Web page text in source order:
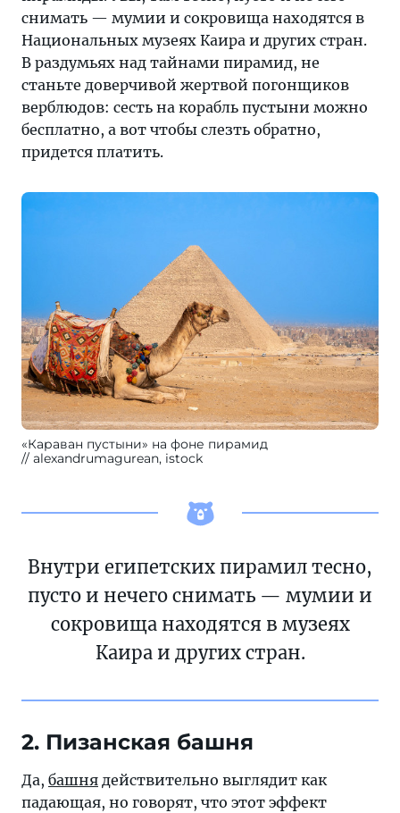
снимать — мумии и сокровища находятся в
Национальных музеях Каира и других стран.
В раздумьях над тайнами пирамид, не
станьте доверчивой жертвой погонщиков
верблюдов: сесть на корабль пустыни можно
бесплатно, а вот чтобы слезть обратно,
придется платить.
«Караван пустыни» на фоне пирамид
alexandrumagurean, istock
Внутри египетских пирамил тесно,
пусто и нечего снимать — мумии и
сокровища находятся в музеях
Каира и других стран.
2. Пизанская башня
Да, башня действительно выглядит как
падающая, но говорят, что этот эффект